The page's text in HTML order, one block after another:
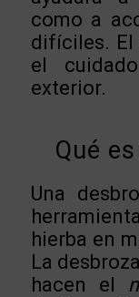
como a
difíciles. El
el
exterior.
Qué
Una
hierba en
La
hacen el